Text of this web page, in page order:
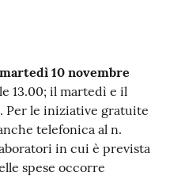
10 novembre
13.00; il martedì e il
Per le iniziative gratuite
telefonica al n.
in cui è prevista
spese occorre